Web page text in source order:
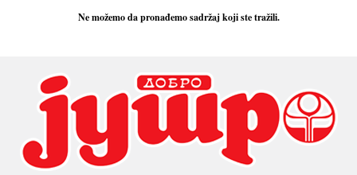
Ne možemo da pronađemo sadržaj koji ste tražili.